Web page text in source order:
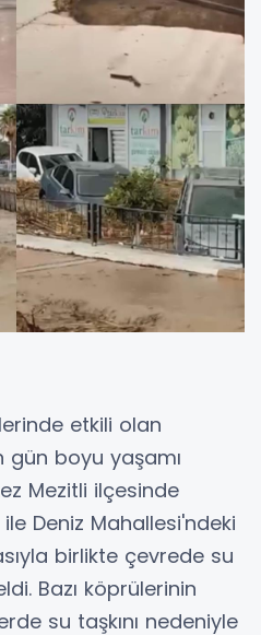
etkili olan
gün boyu yaşamı
Mezitli ilçesinde
Deniz Mahallesi'ndeki
birlikte çevrede su
Bazı köprülerinin
su taşkını nedeniyle